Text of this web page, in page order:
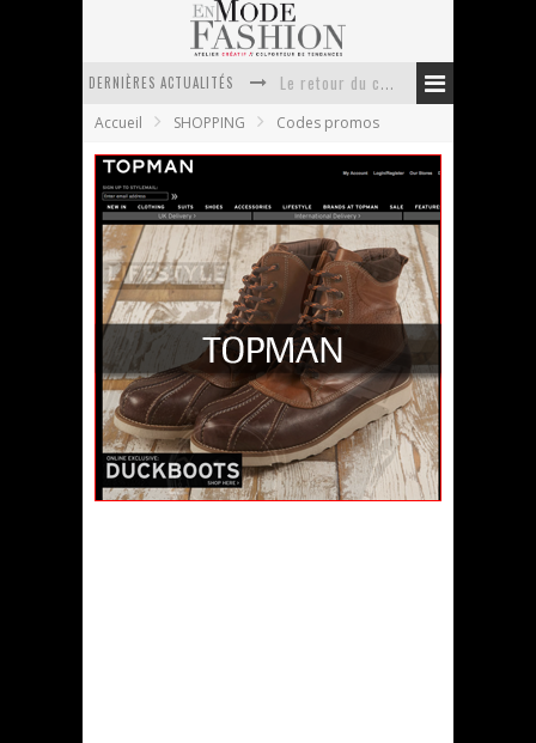
DERNIÈRES ACTUALITÉS
Le retour du cachemire version casual
La trousse de toilette : l’accessoire indispensable de voyage
Week-end spa en automne : quel maillot de bain choisir ?
Pourquoi le costume sur mesure à Paris est un incontournable de l’élégance contemporaine ?
Anti chute cheveux homme : quelles solutions pour renforcer sa chevelure ?
Accueil SHOPPING Codes promos
TOPMAN
En Mode Fashion
11 septembre 2011
Codes promos